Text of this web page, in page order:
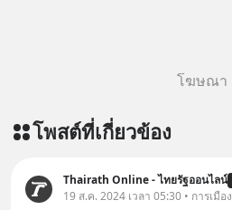
โฆษณา
โพสต์ที่เกี่ยวข้อง
Thairath Online - ไทยรัฐออนไลน์
19 ส.ค. 2024 เวลา 05:30 • การเมือง